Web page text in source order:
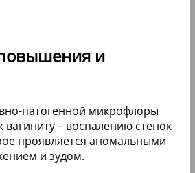
и
патогенной микрофлоры
вагиниту – воспалению стенок
проявляется аномальными
и зудом.